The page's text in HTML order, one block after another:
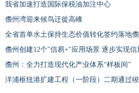
我省加速打造国际保税油加注中心
儋州湾迎来候鸟迁徙高峰
全省首单水土保持生态价值转化签约落地儋
儋州创建12个"信易+"应用场景 逐步实现信
儋州：全力打造现代化产业体系“样板间”
洋浦枢纽港扩建工程（一阶段）二期通过